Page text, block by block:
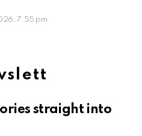
7:55 pm
straight into